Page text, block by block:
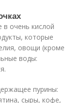
очень кислой
которые
овощи (кроме
воды:
пурины:
сыры, кофе,